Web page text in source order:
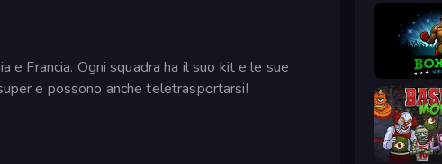
e Francia. Ogni squadra ha il suo kit e le sue
e possono anche teletrasportarsi!
Boxing
Basket